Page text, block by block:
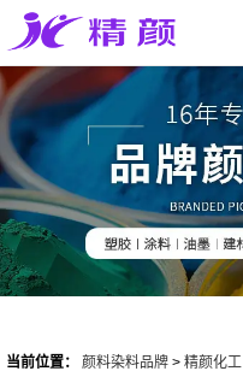
当前位置： 颜料染料品牌 > 精颜化工